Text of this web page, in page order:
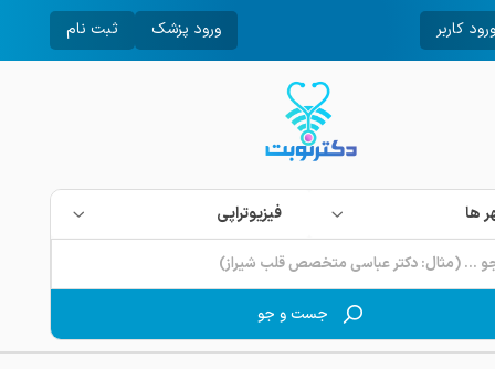
ورود کاربر ورود پزشک ثبت نام
ها فیزیوتراپی
جست و جو